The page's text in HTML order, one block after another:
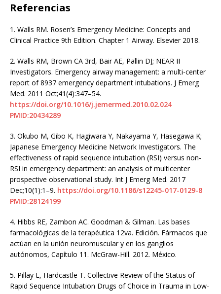
Referencias
1. Walls RM. Rosen’s Emergency Medicine: Concepts and
Clinical Practice 9th Edition. Chapter 1 Airway. Elsevier 2018.
2. Walls RM, Brown CA 3rd, Bair AE, Pallin DJ; NEAR II
Investigators. Emergency airway management: a multi-center
report of 8937 emergency department intubations. J Emerg
Med. 2011 Oct;41(4):347–54.
https://doi.org/10.1016/j.jemermed.2010.02.024
PMID:20434289
3. Okubo M, Gibo K, Hagiwara Y, Nakayama Y, Hasegawa K;
Japanese Emergency Medicine Network Investigators. The
effectiveness of rapid sequence intubation (RSI) versus non-
RSI in emergency department: an analysis of multicenter
prospective observational study. Int J Emerg Med. 2017
Dec;10(1):1–9. https://doi.org/10.1186/s12245-017-0129-8
PMID:28124199
4. Hibbs RE, Zambon AC. Goodman & Gilman. Las bases
farmacológicas de la terapéutica 12va. Edición. Fármacos que
actúan en la unión neuromuscular y en los ganglios
autónomos, Capítulo 11. McGraw-Hill. 2012. México.
5. Pillay L, Hardcastle T. Collective Review of the Status of
Rapid Sequence Intubation Drugs of Choice in Trauma in Low-